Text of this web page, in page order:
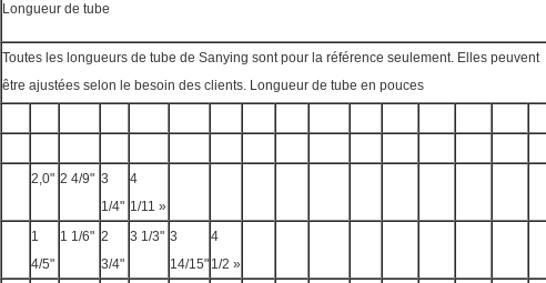
Longueur de tube
Toutes les longueurs de tube de Sanying sont pour la référence seulement. Elles peuvent
être ajustées selon le besoin des clients. Longueur de tube en pouces
2,0" 2 4/9" 3
1/4"
4
1/11 »
1
4/5"
1 1/6" 2
3/4"
3 1/3" 3
14/15"
4
1/2 »